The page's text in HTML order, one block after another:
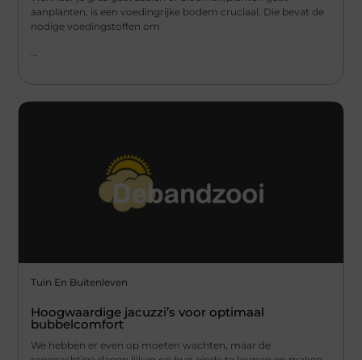
aanplanten, is een voedingrijke bodem cruciaal. Die bevat de
nodige voedingstoffen om
...
Tuin En Buitenleven
Hoogwaardige jacuzzi’s voor optimaal
bubbelcomfort
We hebben er even op moeten wachten, maar de